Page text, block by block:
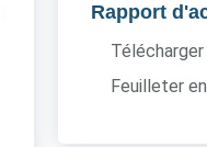
Rapport
Feuilleter